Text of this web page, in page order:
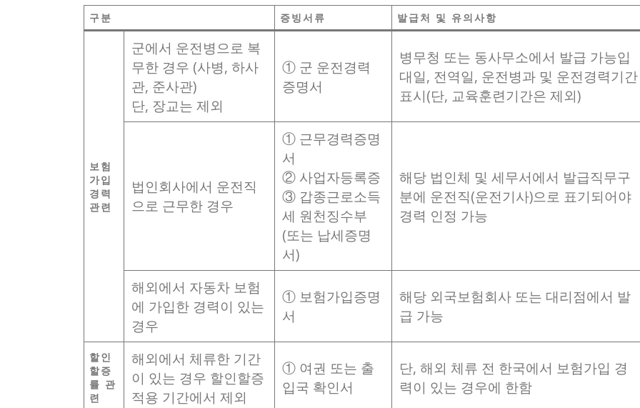
구분 증빙서류 발급처 및 유의사항
보험
가입
경력
관련
군에서 운전병으로 복
무한 경우 (사병, 하사
관, 준사관)
단, 장교는 제외
① 군 운전경력
증명서
병무청 또는 동사무소에서 발급 가능입
대일, 전역일, 운전병과 및 운전경력기간
표시(단, 교육훈련기간은 제외)
법인회사에서 운전직
으로 근무한 경우
① 근무경력증명
서
② 사업자등록증
③ 갑종근로소득
세 원천징수부
(또는 납세증명
서)
해당 법인체 및 세무서에서 발급직무구
분에 운전직(운전기사)으로 표기되어야
경력 인정 가능
해외에서 자동차 보험
에 가입한 경력이 있는
경우
① 보험가입증명
서
해당 외국보험회사 또는 대리점에서 발
급 가능
할인
할증
률 관
련
해외에서 체류한 기간
이 있는 경우 할인할증
적용 기간에서 제외
① 여권 또는 출
입국 확인서
단, 해외 체류 전 한국에서 보험가입 경
력이 있는 경우에 한함